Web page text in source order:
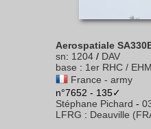
Aerospatiale
sn: 1204 / DAV
base : 1er RHC /
France - army
n°7652 - 135✓
Stéphane Pichard -
LFRG : Deauville